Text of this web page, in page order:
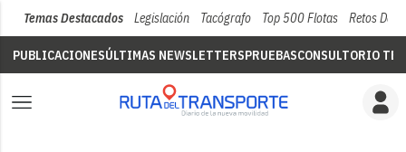
Temas Destacados Legislación Tacógrafo Top 500 Flotas Retos Del
PUBLICACIONESÚLTIMAS NEWSLETTERSPRUEBASCONSULTORIO